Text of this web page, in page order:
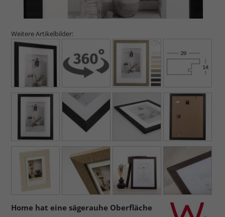
Weitere Artikelbilder:
Home hat eine sägerauhe Oberfläche